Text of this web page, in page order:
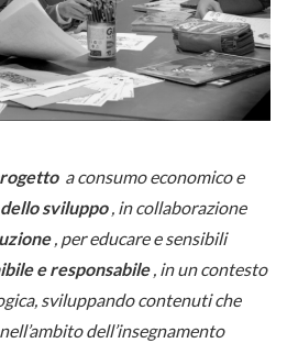
a consumo economico e
sviluppo, in collaborazione
, per educare e sensibili
e responsabile, in un contesto
sviluppando contenuti che
dell’insegnamento